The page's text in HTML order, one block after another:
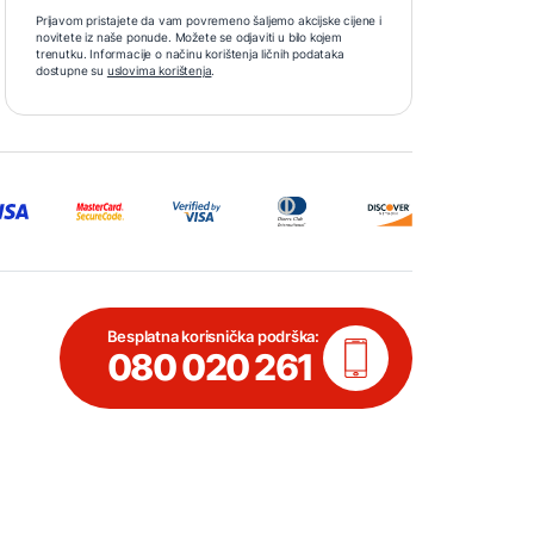
Prijavom pristajete da vam povremeno šaljemo akcijske cijene i
novitete iz naše ponude. Možete se odjaviti u bilo kojem
trenutku. Informacije o načinu korištenja ličnih podataka
dostupne su uslovima korištenja.
Besplatna korisnička podrška:
080 020 261